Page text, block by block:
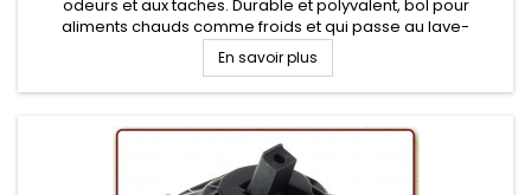
odeurs et aux taches. Durable et polyvalent, bol pour
aliments chauds comme froids et qui passe au lave-
vaisselle.
En savoir plus